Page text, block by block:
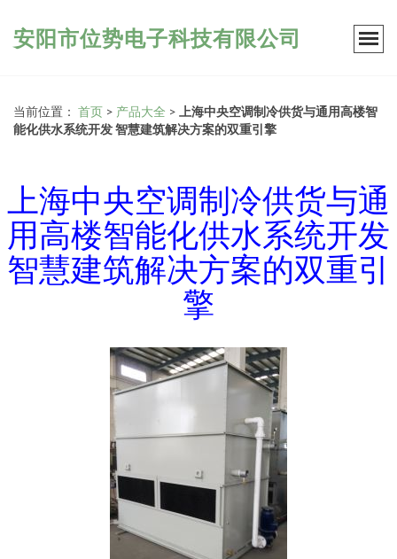
安阳市位势电子科技有限公司
当前位置： 首页 > 产品大全 >
上海中央空调制冷供货与通用高楼智
能化供水系统开发 智慧建筑解决方案的双重引擎
上海中央空调制冷供货与通
用高楼智能化供水系统开发
智慧建筑解决方案的双重引
擎